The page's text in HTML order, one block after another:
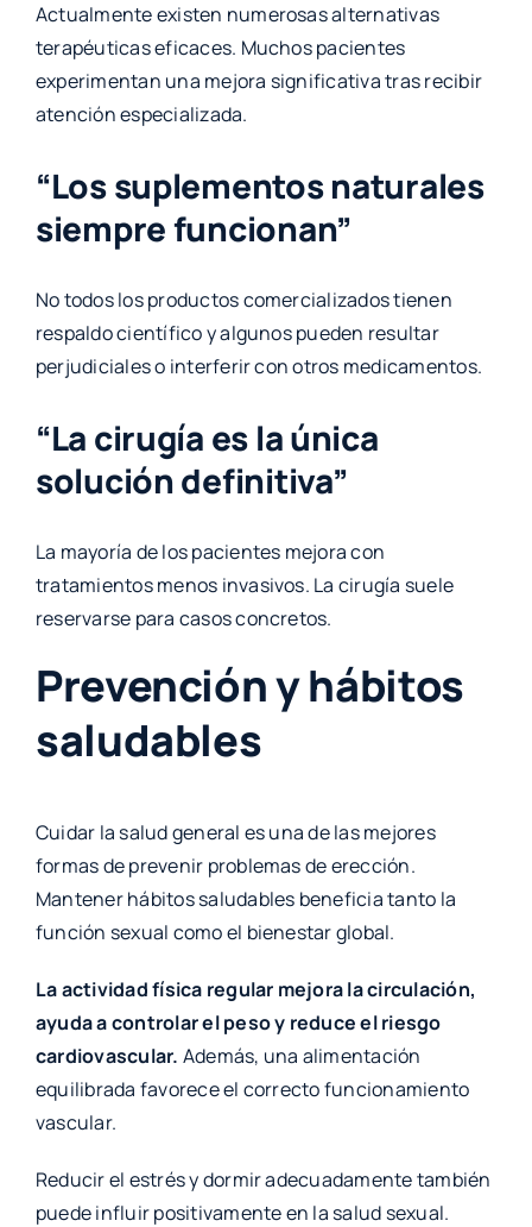
Actualmente existen numerosas alternativas
terapéuticas eficaces. Muchos pacientes
experimentan una mejora significativa tras recibir
atención especializada.
“Los suplementos naturales
siempre funcionan”
No todos los productos comercializados tienen
respaldo científico y algunos pueden resultar
perjudiciales o interferir con otros medicamentos.
“La cirugía es la única
solución definitiva”
La mayoría de los pacientes mejora con
tratamientos menos invasivos. La cirugía suele
reservarse para casos concretos.
Prevención y hábitos
saludables
Cuidar la salud general es una de las mejores
formas de prevenir problemas de erección.
Mantener hábitos saludables beneficia tanto la
función sexual como el bienestar global.
La actividad física regular mejora la circulación,
ayuda a controlar el peso y reduce el riesgo
cardiovascular. Además, una alimentación
equilibrada favorece el correcto funcionamiento
vascular.
Reducir el estrés y dormir adecuadamente también
puede influir positivamente en la salud sexual.